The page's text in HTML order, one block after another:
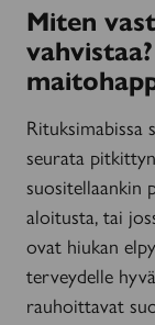
Miten
Rituksimabissa
seurata
suositellaankin
aloitusta, tai
ovat hiukan
terveydelle
rauhoittavat